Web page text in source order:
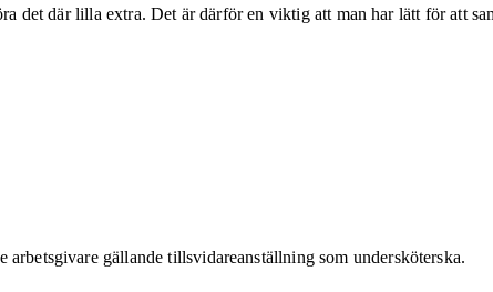
det där lilla extra. Det är därför en viktig att man har lätt för att
gällande tillsvidareanställning som undersköterska.